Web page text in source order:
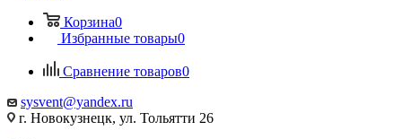
Корзина0
Избранные товары0
Сравнение товаров0
sysvent@yandex.ru
г. Новокузнецк, ул. Тольятти 26